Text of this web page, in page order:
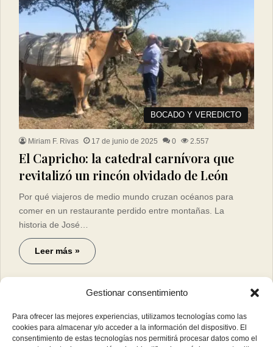
Gestionar consentimiento
Para ofrecer las mejores experiencias, utilizamos tecnologías como las
cookies para almacenar y/o acceder a la información del dispositivo. El
consentimiento de estas tecnologías nos permitirá procesar datos como el
BOCADO Y VEREDICTO
Miriam F. Rivas 17 de junio de 2025 0 2.557
El Capricho: la catedral carnívora que
revitalizó un rincón olvidado de León
Por qué viajeros de medio mundo cruzan océanos para
comer en un restaurante perdido entre montañas. La
historia de José…
Leer más »